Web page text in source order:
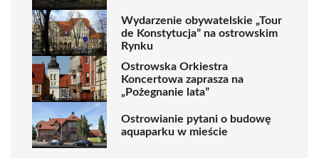
Wydarzenie obywatelskie „Tour
de Konstytucja” na ostrowskim
Rynku
Ostrowska Orkiestra
Koncertowa zaprasza na
„Pożegnanie lata”
Ostrowianie pytani o budowę
aquaparku w mieście